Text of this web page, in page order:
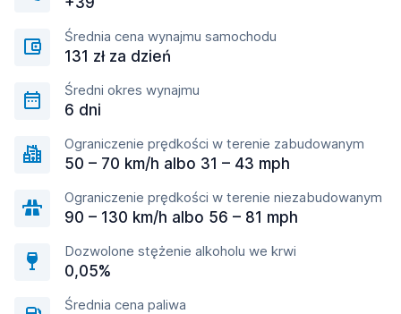
Średnia cena wynajmu samochodu
131 zł za dzień
Średni okres wynajmu
6 dni
Ograniczenie prędkości w terenie zabudowanym
50 – 70 km/h albo 31 – 43 mph
Ograniczenie prędkości w terenie niezabudowanym
90 – 130 km/h albo 56 – 81 mph
Dozwolone stężenie alkoholu we krwi
0,05%
Średnia cena paliwa